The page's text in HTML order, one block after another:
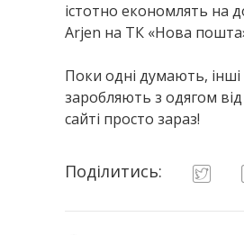
істотно економлять на
Arjen на ТК «Нова
Поки одні думають,
заробляють з одягом
сайті просто зараз!
Поділитись: